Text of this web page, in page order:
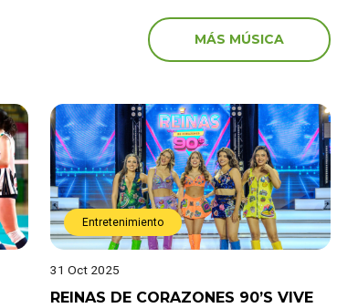
MÁS MÚSICA
Entretenimiento
31 Oct 2025
REINAS DE CORAZONES 90’S VIVE